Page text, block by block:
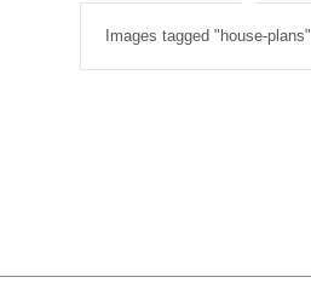
Images tagged "house-plans"